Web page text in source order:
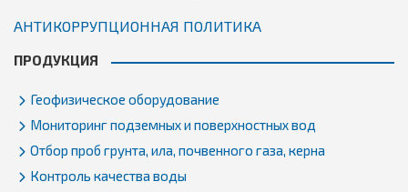
АНТИКОРРУПЦИОННАЯ ПОЛИТИКА
ПРОДУКЦИЯ
Геофизическое оборудование
Мониторинг подземных и поверхностных вод
Отбор проб грунта, ила, почвенного газа, керна
Контроль качества воды